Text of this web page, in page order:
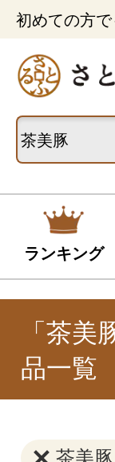
初めての方
ランキング
「茶
品一覧
茶美豚